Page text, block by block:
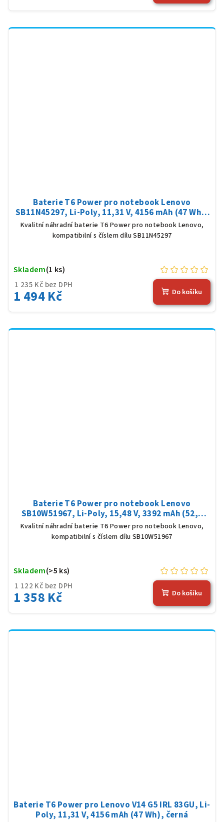
Baterie T6 Power pro notebook Lenovo
SB11N45297, Li-Poly, 11,31 V, 4156 mAh (47 Wh),
černá
Kvalitní náhradní baterie T6 Power pro notebook Lenovo,
kompatibilní s číslem dílu SB11N45297
1 235 Kč bez DPH
1 494 Kč
Skladem(1 ks)
Do košíku
Baterie T6 Power pro notebook Lenovo
SB10W51967, Li-Poly, 15,48 V, 3392 mAh (52,5
Wh), černá
Kvalitní náhradní baterie T6 Power pro notebook Lenovo,
kompatibilní s číslem dílu SB10W51967
1 122 Kč bez DPH
1 358 Kč
Skladem(>5 ks)
Do košíku
Baterie T6 Power pro Lenovo V14 G5 IRL 83GU, Li-
Poly, 11,31 V, 4156 mAh (47 Wh), černá